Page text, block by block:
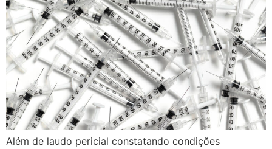
Além de laudo pericial constatando condições